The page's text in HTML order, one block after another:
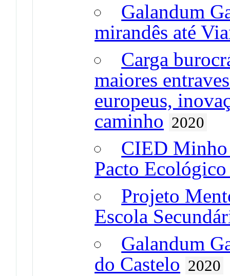
Galandum
mirandês até
Carga
maiores
europeus,
caminho 2020
CIED Minho
Pacto
Projeto
Escola
Galandum
do Castelo 2020